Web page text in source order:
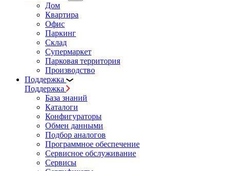
Дом
Квартира
Офис
Паркинг
Склад
Супермаркет
Парковая территория
Производство
Поддержка
Поддержка
База знаний
Каталоги
Конфигураторы
Обмен данными
Подбор аналогов
Программное обеспечение
Сервисное обслуживание
Сервисы